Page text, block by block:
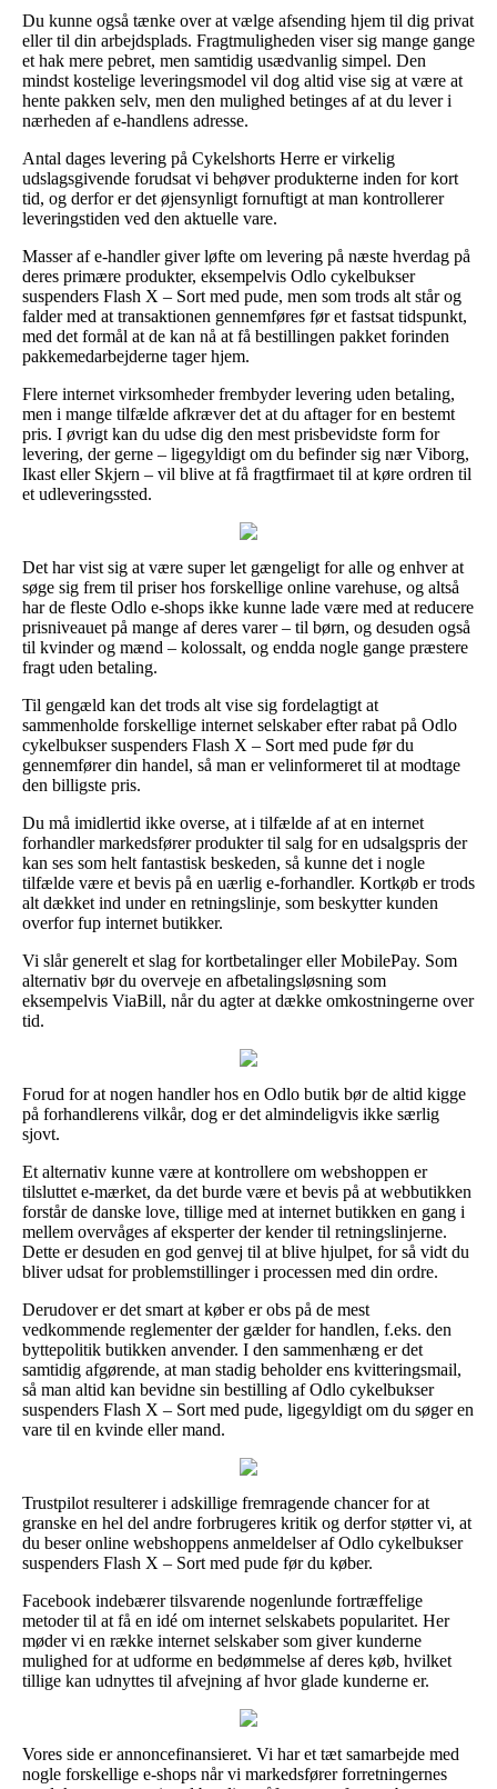
Du kunne også tænke over at vælge afsending hjem til dig privat
eller til din arbejdsplads. Fragtmuligheden viser sig mange gange
et hak mere pebret, men samtidig usædvanlig simpel. Den
mindst kostelige leveringsmodel vil dog altid vise sig at være at
hente pakken selv, men den mulighed betinges af at du lever i
nærheden af e-handlens adresse.
Antal dages levering på Cykelshorts Herre er virkelig
udslagsgivende forudsat vi behøver produkterne inden for kort
tid, og derfor er det øjensynligt fornuftigt at man kontrollerer
leveringstiden ved den aktuelle vare.
Masser af e-handler giver løfte om levering på næste hverdag på
deres primære produkter, eksempelvis Odlo cykelbukser
suspenders Flash X – Sort med pude, men som trods alt står og
falder med at transaktionen gennemføres før et fastsat tidspunkt,
med det formål at de kan nå at få bestillingen pakket forinden
pakkemedarbejderne tager hjem.
Flere internet virksomheder frembyder levering uden betaling,
men i mange tilfælde afkræver det at du aftager for en bestemt
pris. I øvrigt kan du udse dig den mest prisbevidste form for
levering, der gerne – ligegyldigt om du befinder sig nær Viborg,
Ikast eller Skjern – vil blive at få fragtfirmaet til at køre ordren til
et udleveringssted.
Det har vist sig at være super let gængeligt for alle og enhver at
søge sig frem til priser hos forskellige online varehuse, og altså
har de fleste Odlo e-shops ikke kunne lade være med at reducere
prisniveauet på mange af deres varer – til børn, og desuden også
til kvinder og mænd – kolossalt, og endda nogle gange præstere
fragt uden betaling.
Til gengæld kan det trods alt vise sig fordelagtigt at
sammenholde forskellige internet selskaber efter rabat på Odlo
cykelbukser suspenders Flash X – Sort med pude før du
gennemfører din handel, så man er velinformeret til at modtage
den billigste pris.
Du må imidlertid ikke overse, at i tilfælde af at en internet
forhandler markedsfører produkter til salg for en udsalgspris der
kan ses som helt fantastisk beskeden, så kunne det i nogle
tilfælde være et bevis på en uærlig e-forhandler. Kortkøb er trods
alt dækket ind under en retningslinje, som beskytter kunden
overfor fup internet butikker.
Vi slår generelt et slag for kortbetalinger eller MobilePay. Som
alternativ bør du overveje en afbetalingsløsning som
eksempelvis ViaBill, når du agter at dække omkostningerne over
tid.
Forud for at nogen handler hos en Odlo butik bør de altid kigge
på forhandlerens vilkår, dog er det almindeligvis ikke særlig
sjovt.
Et alternativ kunne være at kontrollere om webshoppen er
tilsluttet e-mærket, da det burde være et bevis på at webbutikken
forstår de danske love, tillige med at internet butikken en gang i
mellem overvåges af eksperter der kender til retningslinjerne.
Dette er desuden en god genvej til at blive hjulpet, for så vidt du
bliver udsat for problemstillinger i processen med din ordre.
Derudover er det smart at køber er obs på de mest
vedkommende reglementer der gælder for handlen, f.eks. den
byttepolitik butikken anvender. I den sammenhæng er det
samtidig afgørende, at man stadig beholder ens kvitteringsmail,
så man altid kan bevidne sin bestilling af Odlo cykelbukser
suspenders Flash X – Sort med pude, ligegyldigt om du søger en
vare til en kvinde eller mand.
Trustpilot resulterer i adskillige fremragende chancer for at
granske en hel del andre forbrugeres kritik og derfor støtter vi, at
du beser online webshoppens anmeldelser af Odlo cykelbukser
suspenders Flash X – Sort med pude før du køber.
Facebook indebærer tilsvarende nogenlunde fortræffelige
metoder til at få en idé om internet selskabets popularitet. Her
møder vi en række internet selskaber som giver kunderne
mulighed for at udforme en bedømmelse af deres køb, hvilket
tillige kan udnyttes til afvejning af hvor glade kunderne er.
Vores side er annoncefinansieret. Vi har et tæt samarbejde med
nogle forskellige e-shops når vi markedsfører forretningernes